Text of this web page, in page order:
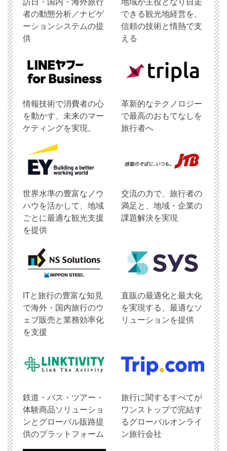
訪日・国内・海外旅行
者の動態分析／ナビゲ
ーションシステムの提
供
地域が主役となり自走
できる観光地経営を、
信頼の技術と情熱で支
える
情報技術で消費者の心
を動かす、未来のマー
ケティングを実現。
革新的なテクノロジー
で最高のおもてなしを
旅行者へ
世界水準の豊富なノウ
ハウを活かして、地域
ごとに最適な観光支援
を提供
交流の力で、旅行者の
満足と、地域・企業の
課題解決を実現
ITと旅行の豊富な知見
で海外・国内旅行のウ
ェブ販売と業務効率化
を支援
直販の最適化と最大化
を実現する、最適なソ
リューションを提供
鉄道・バス・ツアー・
体験商品ソリューショ
ンとグローバル販路提
供のプラットフォーム
旅行に関するすべてが
ワンストップで完結す
るグローバルオンライ
ン旅行会社